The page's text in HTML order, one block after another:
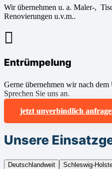
Wir übernehmen u. a. Maler-,
Renovierungen u.v.m..
Entrümpelung
Gerne übernehmen wir nach
Sprechen Sie uns an.
jetzt unverbindlich
Unsere
Deutschlandweit
Schleswig-